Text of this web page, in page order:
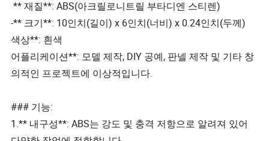
** 재질**: ABS(아크릴로니트릴 부타디엔 스티렌)
-** 크기**: 10인치(길이) x 6인치(너비) x 0.24인치(두께)
색상**: 흰색
어플리케이션**: 모델 제작, DIY 공예, 판넬 제작 및 기타 창
의적인 프로젝트에 이상적입니다.
### 기능:
1.** 내구성**: ABS는 강도 및 충격 저항으로 알려져 있어